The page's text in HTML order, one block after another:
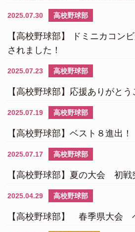
2025.07.30 高校野球部
【高校野球部】 ドミニカコン
されました！
2025.07.23 高校野球部
【高校野球部】応援ありがとう
2025.07.19 高校野球部
【高校野球部】ベスト８進出！
2025.07.17 高校野球部
【高校野球部】夏の大会 初戦
2025.04.29 高校野球部
【高校野球部】 春季県大会